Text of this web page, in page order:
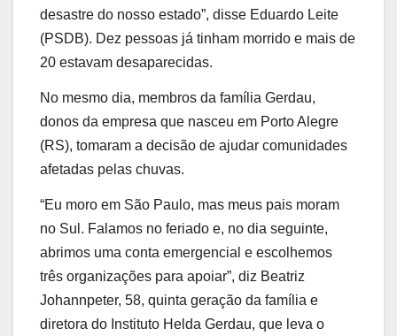
desastre do nosso estado”, disse Eduardo Leite
(PSDB). Dez pessoas já tinham morrido e mais de
20 estavam desaparecidas.
No mesmo dia, membros da família Gerdau,
donos da empresa que nasceu em Porto Alegre
(RS), tomaram a decisão de ajudar comunidades
afetadas pelas chuvas.
“Eu moro em São Paulo, mas meus pais moram
no Sul. Falamos no feriado e, no dia seguinte,
abrimos uma conta emergencial e escolhemos
três organizações para apoiar”, diz Beatriz
Johannpeter, 58, quinta geração da família e
diretora do Instituto Helda Gerdau, que leva o